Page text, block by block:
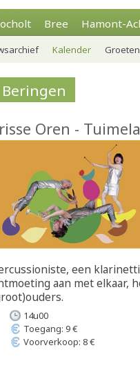
Bree Hamont-
Kalender
Oren -
een
aan met elkaar,
14u00
Toegang: 9 €
Voorverkoop: 8 €